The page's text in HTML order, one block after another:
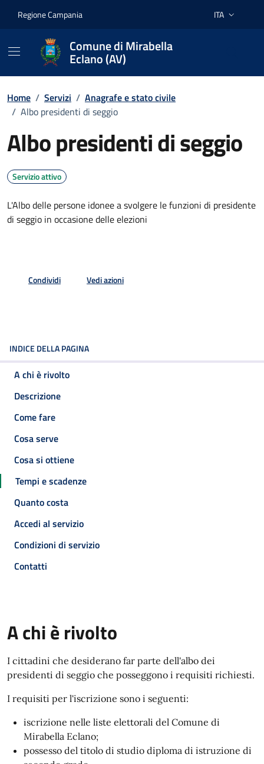
Regione Campania Lingua attiva:
ITA
Comune di Mirabella
Eclano (AV)
Home / Servizi / Anagrafe e stato civile
/ Albo presidenti di seggio
Albo presidenti di seggio
Servizio attivo
L'Albo delle persone idonee a svolgere le funzioni di presidente
di seggio in occasione delle elezioni
Condividi Vedi azioni
INDICE DELLA PAGINA
A chi è rivolto
Descrizione
Come fare
Cosa serve
Cosa si ottiene
Tempi e scadenze
Quanto costa
Accedi al servizio
Condizioni di servizio
Contatti
A chi è rivolto
I cittadini che desiderano far parte dell'albo dei
presidenti di seggio che posseggono i requisiti richiesti.
I requisiti per l'iscrizione sono i seguenti:
iscrizione nelle liste elettorali del Comune di
Mirabella Eclano;
possesso del titolo di studio diploma di istruzione di